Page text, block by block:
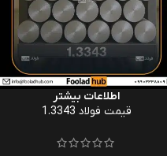
اطلاعات بیشتر
قیمت فولاد 1.3343